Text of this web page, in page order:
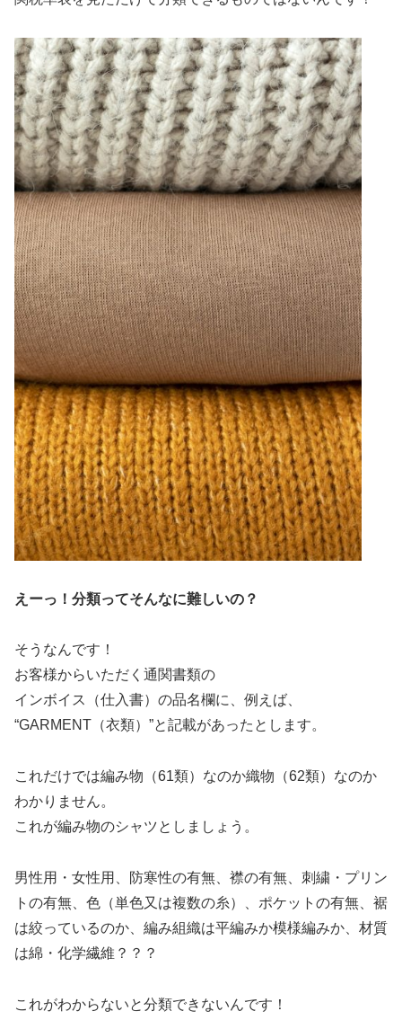
えーっ！分類ってそんなに難しいの？
そうなんです！
お客様からいただく通関書類の
インボイス（仕入書）の品名欄に、例えば、
“GARMENT（衣類）”と記載があったとします。
これだけでは編み物（61類）なのか織物（62類）なのか
わかりません。
これが編み物のシャツとしましょう。
男性用・女性用、防寒性の有無、襟の有無、刺繍・プリン
トの有無、色（単色又は複数の糸）、ポケットの有無、裾
は絞っているのか、編み組織は平編みか模様編みか、材質
は綿・化学繊維？？？
これがわからないと分類できないんです！